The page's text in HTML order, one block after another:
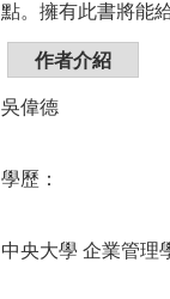
點。擁有此書將能
作者介紹
吳偉德
學歷：
中央大學 企業管理